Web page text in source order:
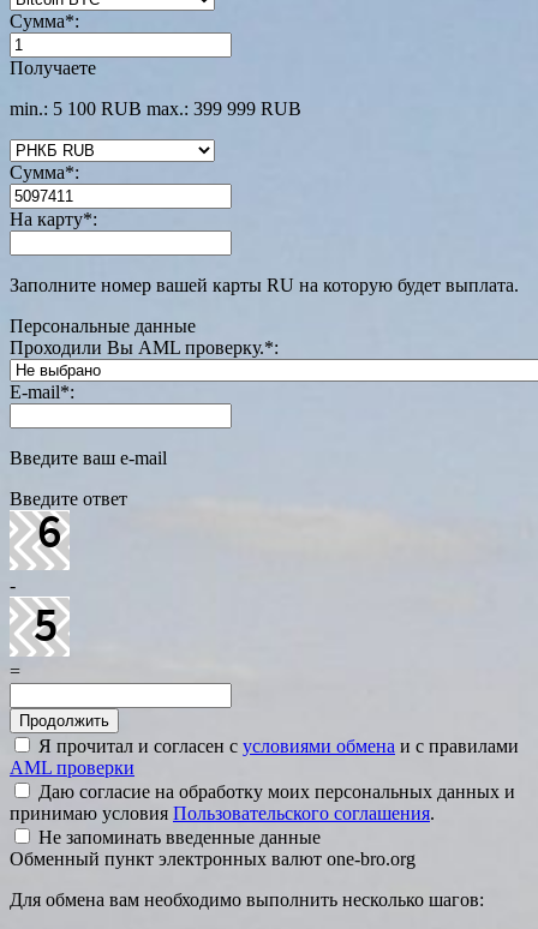
Сумма*:
Получаете
min.: 5 100 RUB max.: 399 999 RUB
Сумма*:
На карту*:
Заполните номер вашей карты RU на которую будет выплата.
Персональные данные
Проходили Вы AML проверку.*:
E-mail*:
Введите ваш e-mail
Введите ответ
-
=
Я прочитал и согласен с условиями обмена и с правилами
AML проверки
Даю согласие на обработку моих персональных данных и
принимаю условия Пользовательского соглашения.
Не запоминать введенные данные
Обменный пункт электронных валют one-bro.org
Для обмена вам необходимо выполнить несколько шагов: